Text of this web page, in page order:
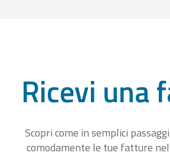
Ricevi una
Scopri come in semplici
comodamente le tue fatture